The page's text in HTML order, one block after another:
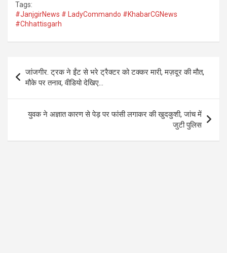
ce
b
o
k
tt
er
at
A
p
p
e
a
m
Tags:
#JanjgirNews # LadyCommando #KhabarCGNews
#Chhattisgarh
Post
navigation
जांजगीर. ट्रक ने ईंट से भरे ट्रैक्टर को टक्कर मारी, मज़दूर की मौत,
मौके पर तनाव, वीडियो देखिए…
युवक ने अज्ञात कारण से पेड़ पर फांसी लगाकर की खुदकुशी, जांच में
जुटी पुलिस